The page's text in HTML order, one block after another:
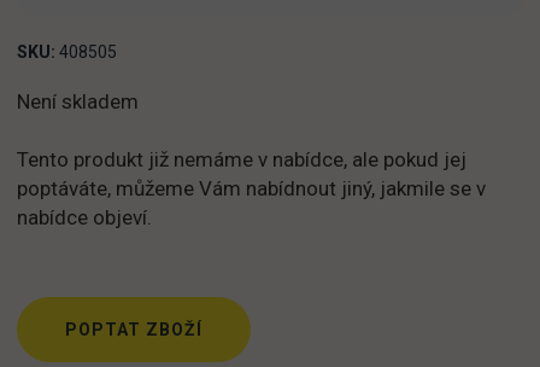
SKU: 408505
Není skladem
Tento produkt již nemáme v nabídce, ale pokud jej
poptáváte, můžeme Vám nabídnout jiný, jakmile se v
nabídce objeví.
POPTAT ZBOŽÍ